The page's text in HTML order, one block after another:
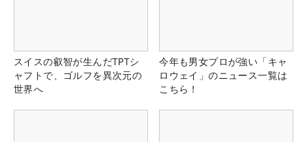
スイスの叡智が生んだTPTシ
ャフトで、ゴルフを異次元の
世界へ
今年も男女プロが強い「キャ
ロウェイ」のニュース一覧は
こちら！